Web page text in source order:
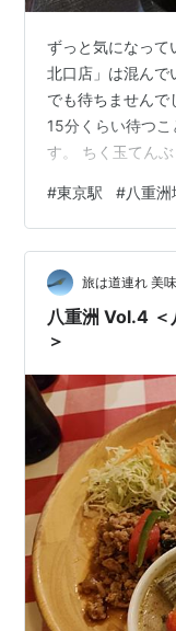
ずっと気になって
北口店」は混んで
でも待ちませんで
15分くらい待つ
す。 ちく玉てん
と。酸味を感じる
ゅっとしつつ、コ
す。天ぷらはサク
らと単品でも満腹
リットですが、
としてハイレベル
#東京駅 #八重
旅は道連れ 美
八重洲 Vol.4 ＜
＞